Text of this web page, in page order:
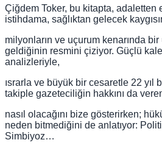
Çiğdem Toker, bu kitapta, adaletten
istihdama, sağlıktan gelecek
milyonların ve uçurum kenarında
geldiğinin resmini çiziyor. Güçlü
analizleriyle,
ısrarla ve büyük bir cesaretle 22 yıl
takiple gazeteciliğin hakkını da
nasıl olacağını bize gösterirken;
neden bitmediğini de anlatıyor:
Simbiyoz…